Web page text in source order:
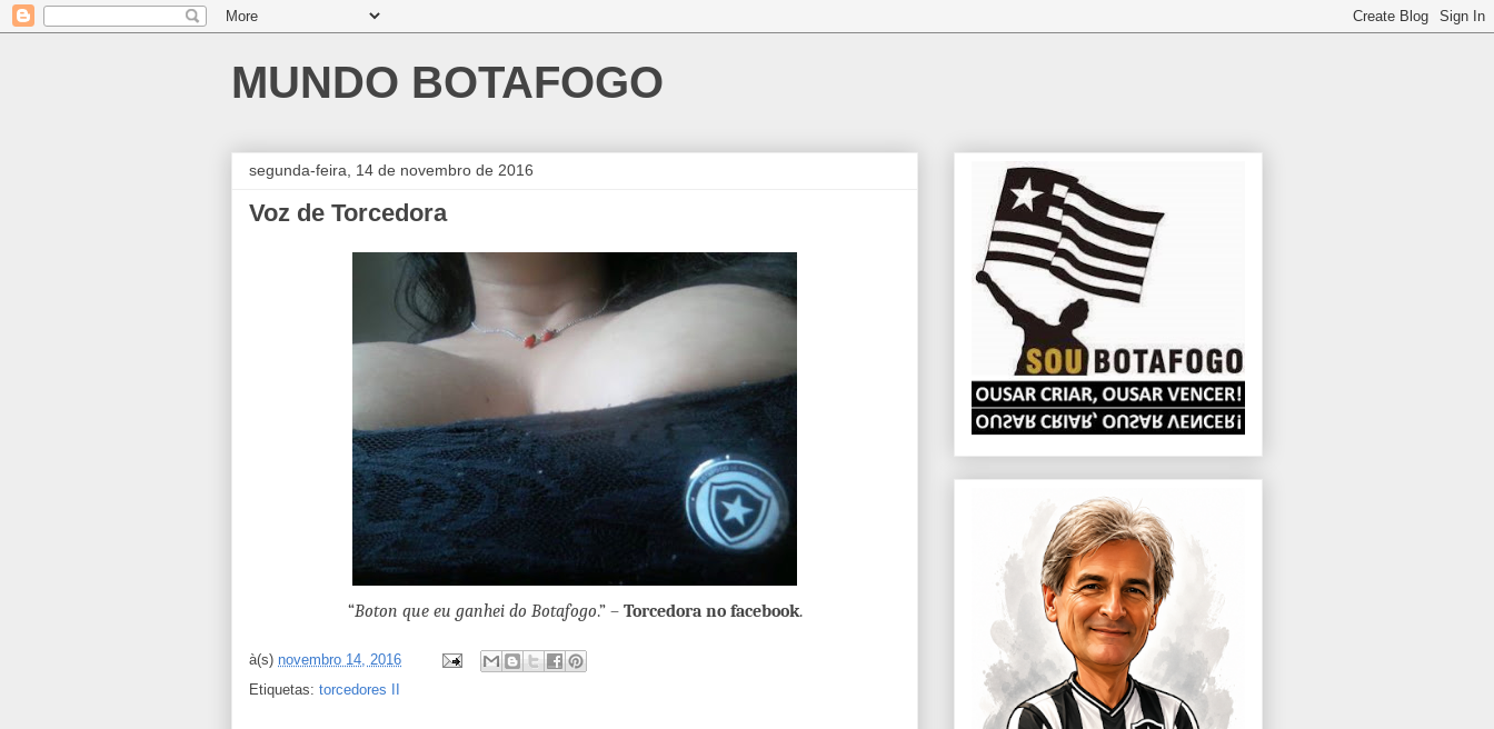
MUNDO BOTAFOGO
segunda-feira, 14 de novembro de 2016
Voz de Torcedora
“Boton que eu ganhei do Botafogo.” – Torcedora no facebook.
à(s) novembro 14, 2016
Etiquetas: torcedores II